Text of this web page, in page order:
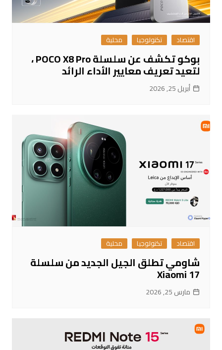
اقتصاد تكنولوجيا محلية
بوكو تكشف عن سلسلة POCO X8 Pro ،
لتعيد تعريف معايير الأداء الرائد
أبريل 25, 2026
اقتصاد تكنولوجيا محلية
شاومي تطلق الجيل الجديد من سلسلة
Xiaomi 17
مارس 25, 2026